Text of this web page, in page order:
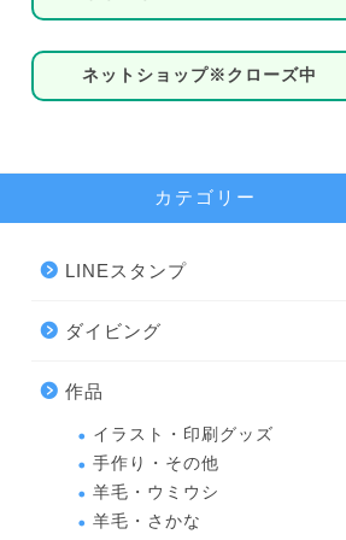
ネットショップ※クローズ中
カテゴリー
LINEスタンプ
ダイビング
作品
イラスト・印刷グッズ
手作り・その他
羊毛・ウミウシ
羊毛・さかな